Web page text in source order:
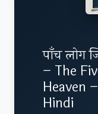
पाँच लोग
– The
Heaven
Hindi